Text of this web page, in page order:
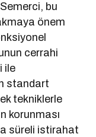
bu
önem
cerrahi
ile
standart
tekniklerle
korunması
süreli istirahat